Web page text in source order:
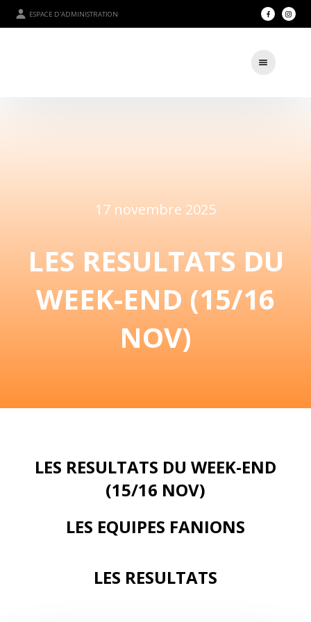
ESPACE D'ADMINISTRATION
17 novembre 2025
LES RESULTATS DU
WEEK-END (15/16
NOV)
LES RESULTATS DU WEEK-END
(15/16 NOV)
LES EQUIPES FANIONS
LES RESULTATS